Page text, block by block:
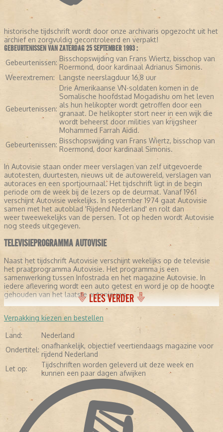
historische tijdschrift wordt door onze archivaris opgezocht uit het
archief en zorgvuldig gecontroleerd en verpakt!
GEBEURTENISSEN VAN ZATERDAG 25 SEPTEMBER 1993 :
Gebeurtenissen: Bisschopswijding van Frans Wiertz, bisschop van
Roermond, door kardinaal Adrianus Simonis.
Weerextremen: Langste neerslagduur 16,8 uur
Gebeurtenissen:
Drie Amerikaanse VN-soldaten komen in de
Somalische hoofdstad Mogadishu om het leven
als hun helikopter wordt getroffen door een
granaat. De helikopter stort neer in een wijk die
wordt beheerst door milities van krijgsheer
Mohammed Farrah Aidid.
Gebeurtenissen: Bisschopswijding van Frans Wiertz, bisschop van
Roermond, door kardinaal Simonis.
In Autovisie staan onder meer verslagen van zelf uitgevoerde
autotesten, duurtesten, nieuws uit de autowereld, verslagen van
autoraces en een sportjournaal. Het tijdschrift ligt in de begin
periode om de week bij de lezers op de deurmat. Vanaf 1961
verschijnt Autovisie wekelijks. In september 1974 gaat Autovisie
samen met het autoblad 'Rijdend Nederland' en rolt dan
weer tweewekelijks van de persen. Tot op heden wordt Autovisie
nog steeds uitgegeven.
TELEVISIEPROGRAMMA AUTOVISIE
Naast het tijdschrift Autovisie verschijnt wekelijks op de televisie
het praatprogramma Autovisie. Het programma is een
samenwerking tussen Infostrada en het magazine Autovisie. In
iedere aflevering wordt een auto getest en word je op de hoogte
gehouden van het laatste autonieuws.
LEES VERDER
Verpakking kiezen en bestellen
Land:
Nederland
Ondertitel: onafhankelijk, objectief veertiendaags magazine voor
rijdend Nederland
Let op:
Tijdschriften worden geleverd uit deze week en
kunnen een paar dagen afwijken